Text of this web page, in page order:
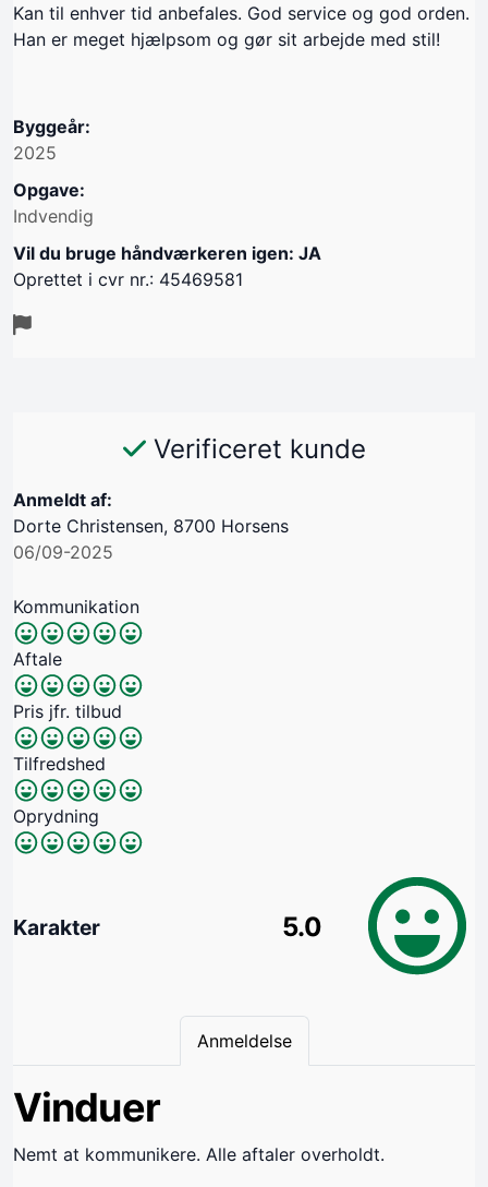
Kan til enhver tid anbefales. God service og god orden.
Han er meget hjælpsom og gør sit arbejde med stil!
Byggeår:
2025
Opgave:
Indvendig
Vil du bruge håndværkeren igen: JA
Oprettet i cvr nr.: 45469581
Verificeret kunde
Anmeldt af:
Dorte Christensen, 8700 Horsens
06/09-2025
Kommunikation
Aftale
Pris jfr. tilbud
Tilfredshed
Oprydning
Karakter 5.0
Anmeldelse
Vinduer
Nemt at kommunikere. Alle aftaler overholdt.